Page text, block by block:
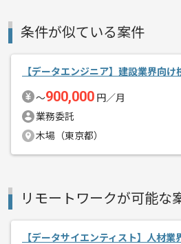
その他募集要項
商談回数
今回は大
データサ
基本的に
条件が似ている案件
【データエンジニア】建設業界向
〜900,000 円／月
業務委託
木場（東京都）
リモートワークが可能な
【データサイエンティスト】人材